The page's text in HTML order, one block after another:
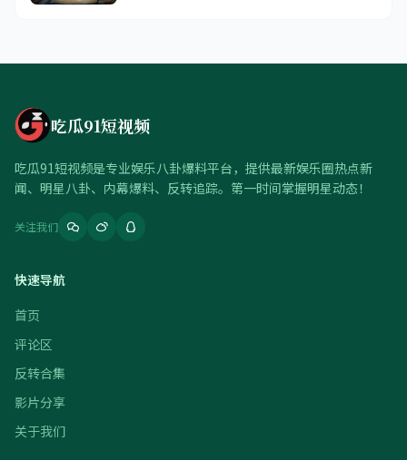
吃瓜91短视频
吃瓜91短视频是专业娱乐八卦爆料平台，提供最新娱乐圈热点新
闻、明星八卦、内幕爆料、反转追踪。第一时间掌握明星动态！
关注我们
快速导航
首页
评论区
反转合集
影片分享
关于我们